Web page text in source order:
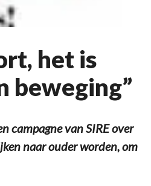
het is
beweging”
campagne van SIRE over
naar ouder worden, om